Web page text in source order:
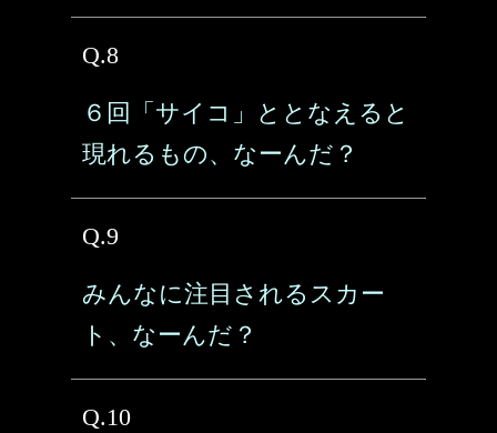
Q.8
６回「サイコ」ととなえると
現れるもの、なーんだ？
Q.9
みんなに注目されるスカー
ト、なーんだ？
Q.10